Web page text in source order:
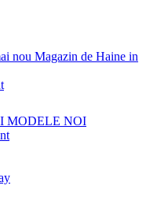
nou Magazin de Haine in
MODELE NOI